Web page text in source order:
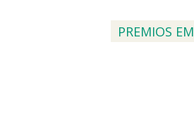
PREMIOS EM